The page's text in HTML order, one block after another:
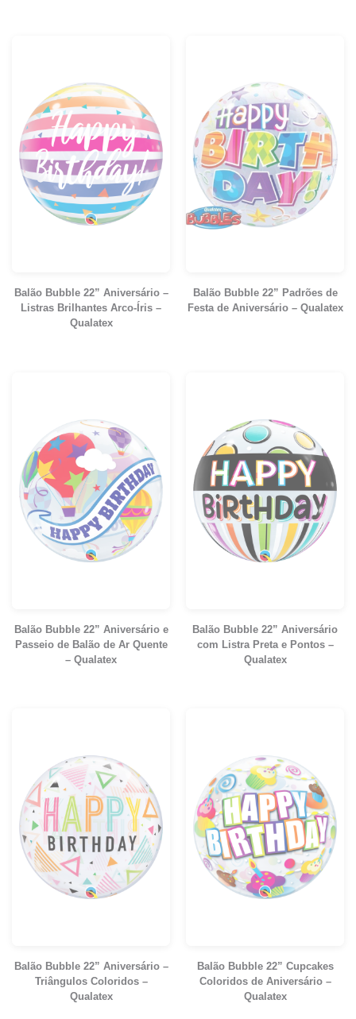
Balão Bubble 22” Aniversário –
Listras Brilhantes Arco-Íris –
Qualatex
Balão Bubble 22” Padrões de
Festa de Aniversário – Qualatex
Balão Bubble 22” Aniversário e
Passeio de Balão de Ar Quente
– Qualatex
Balão Bubble 22” Aniversário
com Listra Preta e Pontos –
Qualatex
Balão Bubble 22” Aniversário –
Triângulos Coloridos –
Qualatex
Balão Bubble 22” Cupcakes
Coloridos de Aniversário –
Qualatex